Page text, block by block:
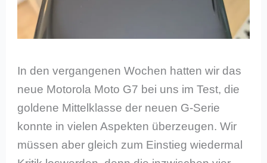
In den vergangenen Wochen hatten wir das
neue Motorola Moto G7 bei uns im Test, die
goldene Mittelklasse der neuen G-Serie
konnte in vielen Aspekten überzeugen. Wir
müssen aber gleich zum Einstieg wiedermal